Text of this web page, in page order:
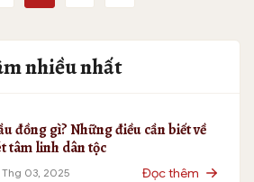
nhiều nhất
đồng gì? Những điều cần biết về
tâm linh dân tộc
Thg 03, 2025 Đọc thêm